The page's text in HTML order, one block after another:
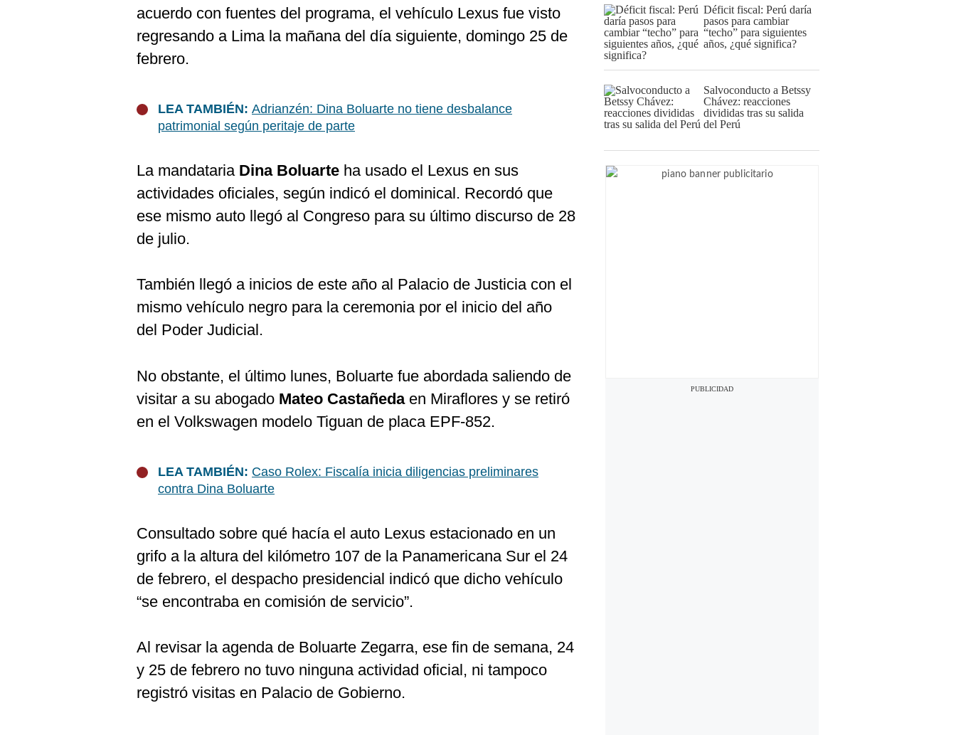
acuerdo con fuentes del programa, el vehículo Lexus fue visto
regresando a Lima la mañana del día siguiente, domingo 25 de
febrero.
LEA TAMBIÉN: Adrianzén: Dina Boluarte no tiene desbalance
patrimonial según peritaje de parte
La mandataria Dina Boluarte ha usado el Lexus en sus
actividades oficiales, según indicó el dominical. Recordó que
ese mismo auto llegó al Congreso para su último discurso de 28
de julio.
También llegó a inicios de este año al Palacio de Justicia con el
mismo vehículo negro para la ceremonia por el inicio del año
del Poder Judicial.
No obstante, el último lunes, Boluarte fue abordada saliendo de
visitar a su abogado Mateo Castañedaen Miraflores y se retiró
en el Volkswagen modelo Tiguan de placa EPF-852.
LEA TAMBIÉN: Caso Rolex: Fiscalía inicia diligencias preliminares
contra Dina Boluarte
Consultado sobre qué hacía el auto Lexus estacionado en un
grifo a la altura del kilómetro 107 de la Panamericana Sur el 24
de febrero, el despacho presidencial indicó que dicho vehículo
“se encontraba en comisión de servicio”.
Al revisar la agenda de Boluarte Zegarra, ese fin de semana, 24
y 25 de febrero no tuvo ninguna actividad oficial, ni tampoco
registró visitas en Palacio de Gobierno.
Déficit fiscal: Perú daría
pasos para cambiar
“techo” para siguientes
años, ¿qué significa?
Salvoconducto a Betssy
Chávez: reacciones
divididas tras su salida
del Perú